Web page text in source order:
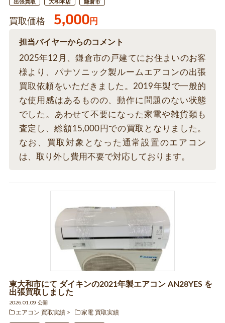
出張買取 大和本店 鎌倉市
買取価格 5,000円
担当バイヤーからのコメント
2025年12月、鎌倉市の戸建てにお住まいのお客
様より、パナソニック製ルームエアコンの出張
買取依頼をいただきました。2019年製で一般的
な使用感はあるものの、動作に問題のない状態
でした。あわせて不要になった家電や雑貨類も
査定し、総額15,000円での買取となりました。
なお、買取対象となった通常設置のエアコン
は、取り外し費用不要で対応しております。
東大和市にて ダイキンの2021年製エアコン AN28YES を
出張買取しました
2026.01.09 公開
エアコン 買取実績
家電 買取実績